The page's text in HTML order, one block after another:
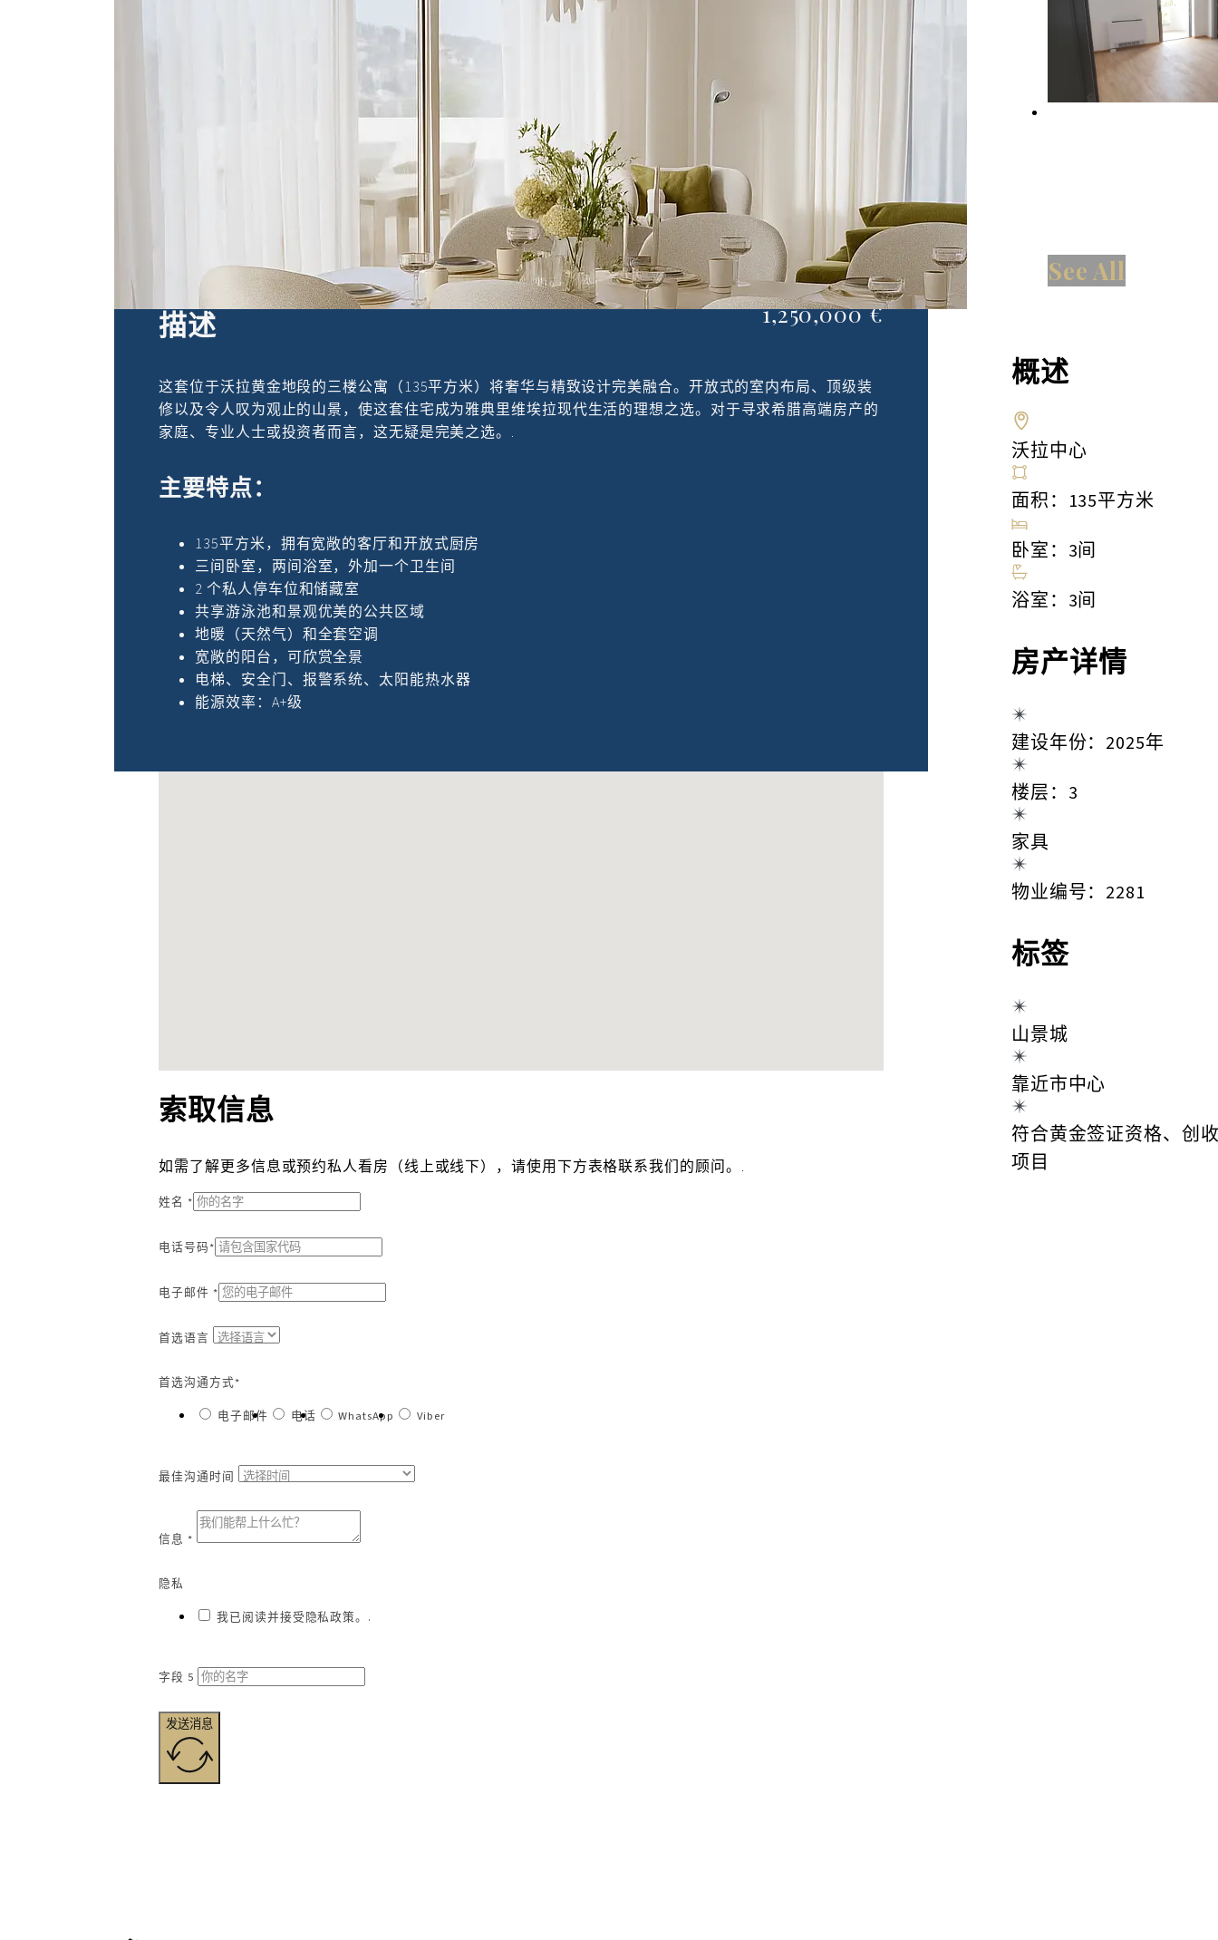
Voula豪华公寓出售 – 3楼 – 135平方米
描述 1,250,000 €
这套位于沃拉黄金地段的三楼公寓（135平方米）将奢华与精致设计完美融合。开放式的室内布局、顶级装
修以及令人叹为观止的山景，使这套住宅成为雅典里维埃拉现代生活的理想之选。对于寻求希腊高端房产的
家庭、专业人士或投资者而言，这无疑是完美之选。.
主要特点：
135平方米，拥有宽敞的客厅和开放式厨房
三间卧室，两间浴室，外加一个卫生间
2 个私人停车位和储藏室
共享游泳池和景观优美的公共区域
地暖（天然气）和全套空调
宽敞的阳台，可欣赏全景
电梯、安全门、报警系统、太阳能热水器
能源效率：A+级
索取信息
如需了解更多信息或预约私人看房（线上或线下），请使用下方表格联系我们的顾问。.
姓名 *
电话号码*
电子邮件 *
首选语言
首选沟通方式*
电子邮件 电话 WhatsApp Viber
最佳沟通时间
信息 *
隐私
我已阅读并接受隐私政策。.
字段 5
发送消息
概述
沃拉中心
面积：135平方米
卧室：3间
浴室：3间
房产详情
建设年份：2025年
楼层：3
家具
物业编号：2281
标签
山景城
靠近市中心
符合黄金签证资格、创
项目